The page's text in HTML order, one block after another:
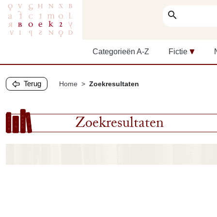
search
Categorieën A-Z Fictie
Terug Home Zoekresultaten
Zoekresultaten